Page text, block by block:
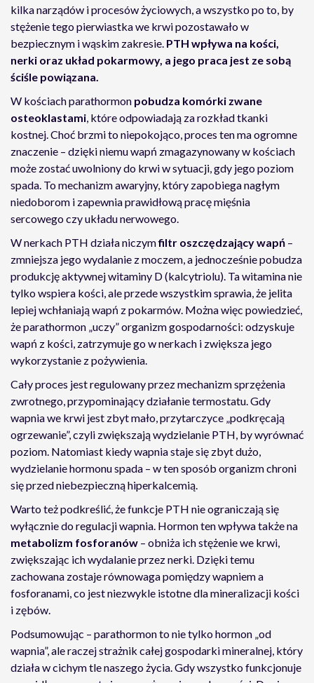
kilka narządów i procesów życiowych, a wszystko po to, by
stężenie tego pierwiastka we krwi pozostawało w
bezpiecznym i wąskim zakresie. PTH wpływa na kości,
nerki oraz układ pokarmowy, a jego praca jest ze sobą
ściśle powiązana.
W kościach parathormon pobudza komórki zwane
osteoklastami, które odpowiadają za rozkład tkanki
kostnej. Choć brzmi to niepokojąco, proces ten ma ogromne
znaczenie – dzięki niemu wapń zmagazynowany w kościach
może zostać uwolniony do krwi w sytuacji, gdy jego poziom
spada. To mechanizm awaryjny, który zapobiega nagłym
niedoborom i zapewnia prawidłową pracę mięśnia
sercowego czy układu nerwowego.
W nerkach PTH działa niczymfiltr oszczędzający wapń –
zmniejsza jego wydalanie z moczem, a jednocześnie pobudza
produkcję aktywnej witaminy D (kalcytriolu). Ta witamina nie
tylko wspiera kości, ale przede wszystkim sprawia, że jelita
lepiej wchłaniają wapń z pokarmów. Można więc powiedzieć,
że parathormon „uczy” organizm gospodarności: odzyskuje
wapń z kości, zatrzymuje go w nerkach i zwiększa jego
wykorzystanie z pożywienia.
Cały proces jest regulowany przez mechanizm sprzężenia
zwrotnego, przypominający działanie termostatu. Gdy
wapnia we krwi jest zbyt mało, przytarczyce „podkręcają
ogrzewanie”, czyli zwiększają wydzielanie PTH, by wyrównać
poziom. Natomiast kiedy wapnia staje się zbyt dużo,
wydzielanie hormonu spada – w ten sposób organizm chroni
się przed niebezpieczną hiperkalcemią.
Warto też podkreślić, że funkcje PTH nie ograniczają się
wyłącznie do regulacji wapnia. Hormon ten wpływa także na
metabolizm fosforanów – obniża ich stężenie we krwi,
zwiększając ich wydalanie przez nerki. Dzięki temu
zachowana zostaje równowaga pomiędzy wapniem a
fosforanami, co jest niezwykle istotne dla mineralizacji kości
i zębów.
Podsumowując – parathormon to nie tylko hormon „od
wapnia”, ale raczej strażnik całej gospodarki mineralnej, który
działa w cichym tle naszego życia. Gdy wszystko funkcjonuje